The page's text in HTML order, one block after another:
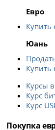
Евро
Купить
Юань
Купить
Курсы
Курс
Курс
Покупка